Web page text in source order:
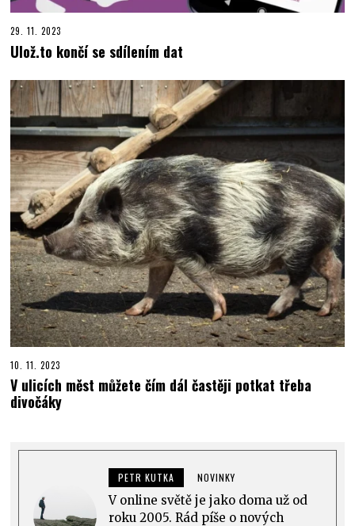
29. 11. 2023
Ulož.to končí se sdílením dat
10. 11. 2023
V ulicích měst můžete čím dál častěji potkat třeba
divočáky
PETR KUTKA NOVINKY
V online světě je jako doma už od
roku 2005. Rád píše o nových